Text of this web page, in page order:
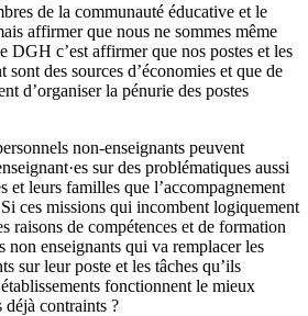
de la communauté éducative et le
affirmer que nous ne sommes même
DGH c’est affirmer que nos postes et les
sont des sources d’économies et que de
d’organiser la pénurie des postes
non-enseignants peuvent
sur des problématiques aussi
et leurs familles que l’accompagnement
ces missions qui incombent logiquement
raisons de compétences et de formation
non enseignants qui va remplacer les
sur leur poste et les tâches qu’ils
fonctionnent le mieux
déjà contraints ?